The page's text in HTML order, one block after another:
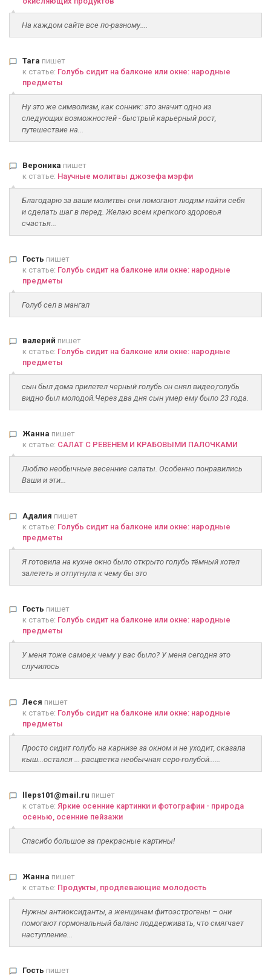
На каждом сайте все по-разному....
Tara пишет
к статье: Голубь сидит на балконе или окне: народные
предметы
Ну это же символизм, как сонник: это значит одно из
следующих возможностей - быстрый карьерный рост,
путешествие на...
Вероника пишет
к статье: Научные молитвы джозефа мэрфи
Благодарю за ваши молитвы они помогают людям найти себя
и сделать шаг в перед. Желаю всем крепкого здоровья
счастья...
Гость пишет
к статье: Голубь сидит на балконе или окне: народные
предметы
Голуб сел в мангал
валерий пишет
к статье: Голубь сидит на балконе или окне: народные
предметы
сын был дома прилетел черный голубь он снял видео,голубь
видно был молодой.Через два дня сын умер ему было 23 года.
Жанна пишет
к статье: САЛАТ С РЕВЕНЕМ И КРАБОВЫМИ ПАЛОЧКАМИ
Люблю необычные весенние салаты. Особенно понравились
Ваши и эти...
Адалия пишет
к статье: Голубь сидит на балконе или окне: народные
предметы
Я готовила на кухне окно было открыто голубь тёмный хотел
залететь я отпугнула к чему бы это
Гость пишет
к статье: Голубь сидит на балконе или окне: народные
предметы
У меня тоже самое,к чему у вас было? У меня сегодня это
случилось
Леся пишет
к статье: Голубь сидит на балконе или окне: народные
предметы
Просто сидит голубь на карнизе за окном и не уходит, сказала
кыш...остался ... расцветка необычная серо-голубой......
lleps101@mail.ru пишет
к статье: Яркие осенние картинки и фотографии - природа
осенью, осенние пейзажи
Спасибо большое за прекрасные картины!
Жанна пишет
к статье: Продукты, продлевающие молодость
Нужны антиоксиданты, а женщинам фитоэстрогены – они
помогают гормональный баланс поддерживать, что смягчает
наступление...
Гость пишет